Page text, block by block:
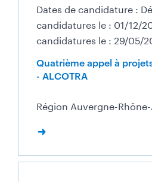
Dates de candidature :
candidatures le : 01/12/
candidatures le : 29/05/
Quatrième appel à
- ALCOTRA
Région Auvergne-